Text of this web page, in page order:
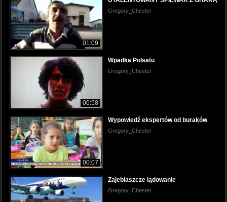
01:09
Gregory_Chester
00:58
Wpadka Polsatu
Gregory_Chester
00:07
Wypowiedź ekspertów od buraków
Gregory_Chester
Zajebiaszcze lądowanie
Gregory_Chester